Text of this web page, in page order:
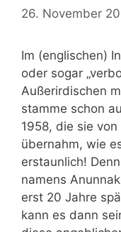
26. November
Im (englischen)
oder sogar
Außerirdischen
stamme schon
1958, die sie
übernahm, wie
erstaunlich!
namens
erst 20 Jahre
kann es dann